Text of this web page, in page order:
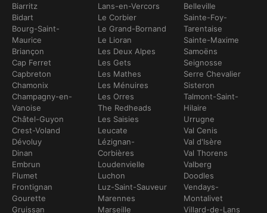
Biarritz
Bidart
Bourg-Saint-
Maurice
Briançon
Cap Ferret
Capbreton
Chamonix
Champagny-en-
Vanoise
Châtel-Guyon
Crest-Voland
Dévoluy
Dinan
Embrun
Flumet
Frontignan
Gourette
Gruissan
Lans-en-Vercors
Le Corbier
Le Grand-Bornand
Le Lioran
Les Deux Alpes
Les Gets
Les Mathes
Les Ménuires
Les Orres
The Redheads
Les Saisies
Leucate
Lézignan-
Corbières
Loudenvielle
Luchon
Luz-Saint-Sauveur
Marennes
Marseille
Belleville
Sainte-Foy-
Tarentaise
Sainte-Maxime
Samoëns
Seignosse
Serre Chevalier
Sisteron
Talmont-Saint-
Hilaire
Urrugne
Val Cenis
Val d'Isère
Val Thorens
Valberg
Doodles
Vendays-
Montalivet
Villard-de-Lans